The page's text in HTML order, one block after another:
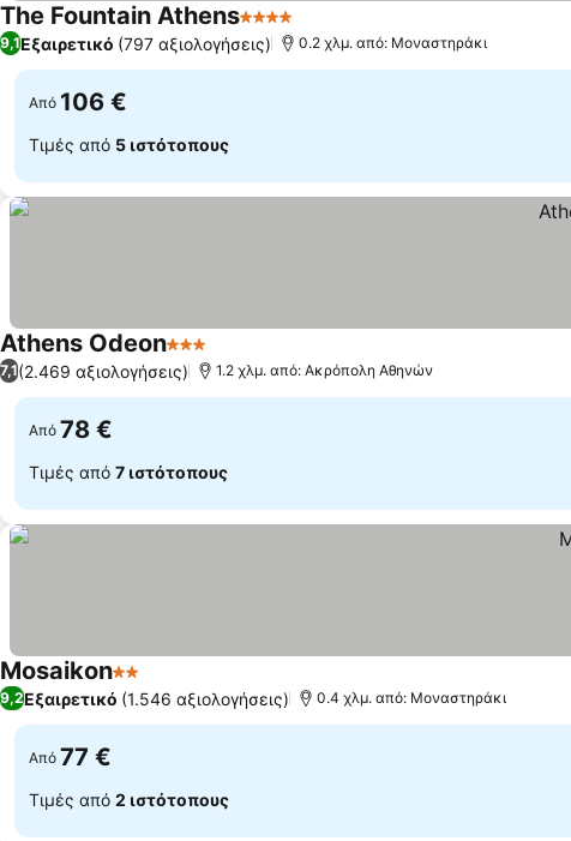
The Fountain Athens4 Αστέρια
9,1Εξαιρετικό (797 αξιολογήσεις) 0.2 χλμ. από: Μοναστηράκι
Από 106 €
Τιμές από 5 ιστότοπους
Athens Odeon3 Αστέρια
7,1(2.469 αξιολογήσεις) 1.2 χλμ. από: Ακρόπολη Αθηνών
Από 78 €
Τιμές από 7 ιστότοπους
Mosaikon2 Αστέρια
9,2Εξαιρετικό (1.546 αξιολογήσεις) 0.4 χλμ. από: Μοναστηράκι
Από 77 €
Τιμές από 2 ιστότοπους